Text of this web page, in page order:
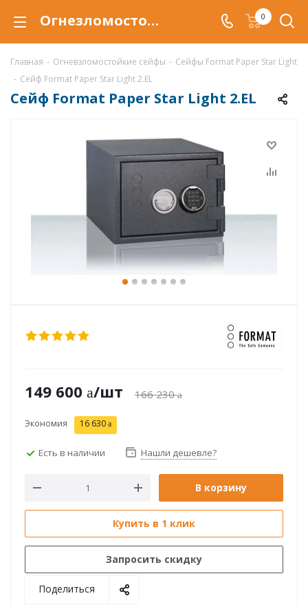
Огнезломостойкий сейф Format Paper Star Light 2.EL, купить со скидкой по низкой цене в интернет-магазине ValbergSafe.ru 0
Главная - Огневзломостойкие сейфы - Сейфы Format Paper Star Light
- Сейф Format Paper Star Light 2.EL
Сейф Format Paper Star Light 2.EL
149 600 /шт 166 230
Экономия 16 630
Есть в наличии Нашли дешевле?
В корзину
Купить в 1 клик
Запросить скидку
Поделиться